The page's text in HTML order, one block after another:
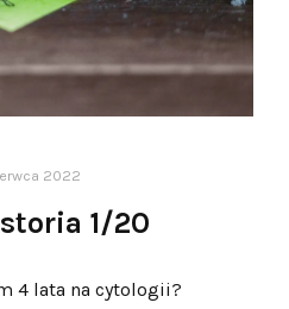
2022
1/20
4 lata na cytologii?